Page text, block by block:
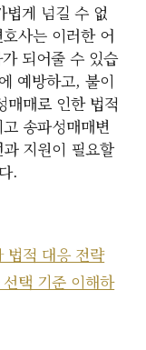
볍게 넘길 수 없
사는 이러한 어
되어줄 수 있습
예방하고, 불이
매매로 인한 법적
송파성매매변
지원이 필요할
.
법적 대응 전략
택 기준 이해하